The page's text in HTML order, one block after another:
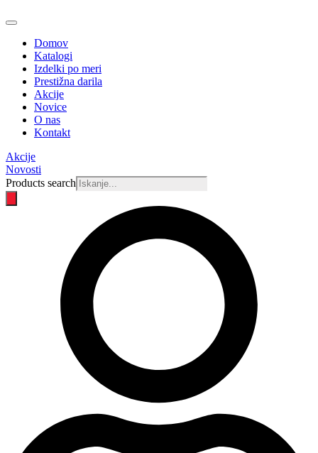
Domov
Katalogi
Izdelki po meri
Prestižna darila
Akcije
Novice
O nas
Kontakt
Akcije
Novosti
Products search